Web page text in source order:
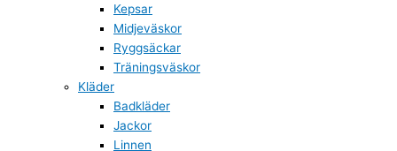
Kepsar
Midjeväskor
Ryggsäckar
Träningsväskor
Kläder
Badkläder
Jackor
Linnen